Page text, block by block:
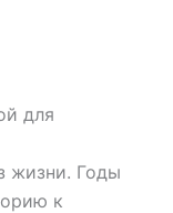
для
жизни. Годы
к